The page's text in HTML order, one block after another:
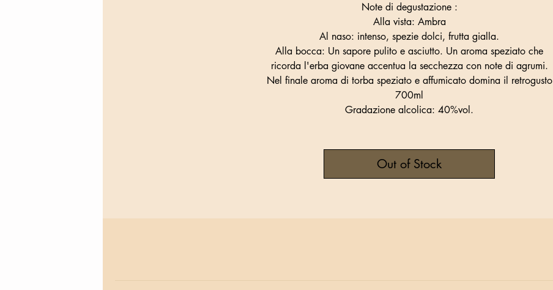
Note di degustazione :
Alla vista: Ambra
Al naso: intenso, spezie dolci, frutta gialla.
Alla bocca: Un sapore pulito e asciutto. Un aroma speziato che
ricorda l'erba giovane accentua la secchezza con note di agrumi.
Nel finale aroma di torba speziato e affumicato domina il retrogusto
700ml
Gradazione alcolica: 40%vol.
Out of Stock